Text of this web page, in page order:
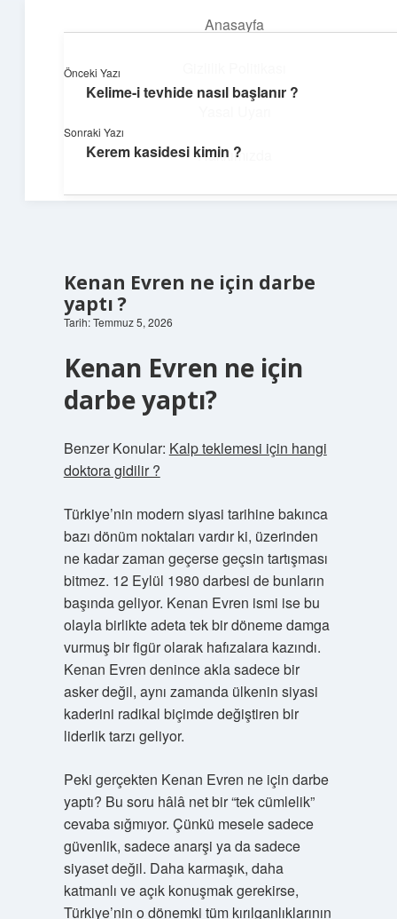
Anasayfa
Hakkımızda
Günlük Hatırlatmalar
Keyifli vakit için kısa ve eğlenceli içerikler.
Kenan Evren ne için darbe
yaptı ?
Tarih: Temmuz 5, 2026
Kenan Evren ne için
darbe yaptı?
Benzer Konular: Kalp teklemesi için hangi
doktora gidilir ?
Türkiye’nin modern siyasi tarihine bakınca
bazı dönüm noktaları vardır ki, üzerinden
ne kadar zaman geçerse geçsin tartışması
bitmez. 12 Eylül 1980 darbesi de bunların
başında geliyor. Kenan Evren ismi ise bu
olayla birlikte adeta tek bir döneme damga
vurmuş bir figür olarak hafızalara kazındı.
Kenan Evren denince akla sadece bir
asker değil, aynı zamanda ülkenin siyasi
kaderini radikal biçimde değiştiren bir
liderlik tarzı geliyor.
Peki gerçekten Kenan Evren ne için darbe
yaptı? Bu soru hâlâ net bir “tek cümlelik”
cevaba sığmıyor. Çünkü mesele sadece
güvenlik, sadece anarşi ya da sadece
siyaset değil. Daha karmaşık, daha
katmanlı ve açık konuşmak gerekirse,
Türkiye’nin o dönemki tüm kırılganlıklarının
Önceki Yazı
Kelime-i tevhide nasıl başlanır ?
Sonraki Yazı
Kerem kasidesi kimin ?